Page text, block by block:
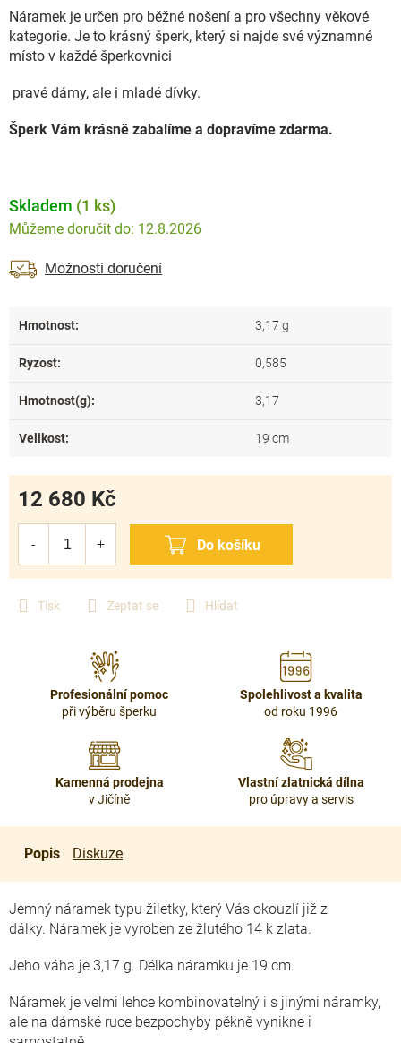
Náramek je určen pro běžné nošení a pro všechny věkové
kategorie. Je to krásný šperk, který si najde své významné
místo v každé šperkovnici
pravé dámy, ale i mladé dívky.
Šperk Vám krásně zabalíme a dopravíme zdarma.
Tisk Zeptat se Hlídat
Skladem (1 ks)
12.8.2026
Možnosti doručení
12 680 Kč
Hmotnost: 3,17 g
Ryzost: 0,585
Hmotnost(g): 3,17
Velikost: 19 cm
Profesionální pomoc
při výběru šperku
Spolehlivost a kvalita
od roku 1996
Kamenná prodejna
v Jičíně
Vlastní zlatnická dílna
pro úpravy a servis
Popis Diskuze
Jemný náramek typu žiletky, který Vás okouzlí již z
dálky. Náramek je vyroben ze žlutého 14 k zlata.
Jeho váha je 3,17 g. Délka náramku je 19 cm.
Náramek je velmi lehce kombinovatelný i s jinými náramky,
ale na dámské ruce bezpochyby pěkně vynikne i